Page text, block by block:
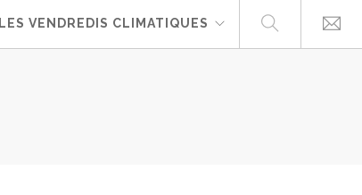
LES VENDREDIS CLIMATIQUES